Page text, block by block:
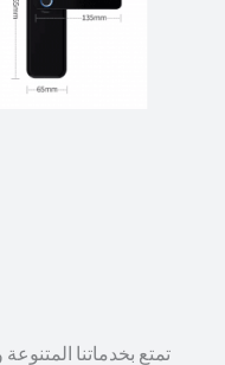
تمتع بخدماتنا